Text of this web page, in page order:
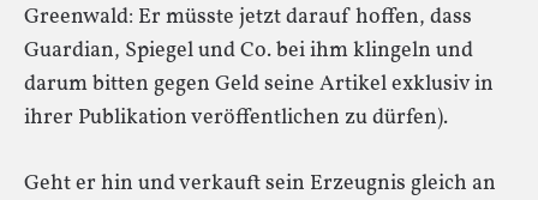
Greenwald: Er müsste jetzt darauf hoffen, dass
Guardian, Spiegel und Co. bei ihm klingeln und
darum bitten gegen Geld seine Artikel exklusiv in
ihrer Publikation veröffentlichen zu dürfen).
Geht er hin und verkauft sein Erzeugnis gleich an